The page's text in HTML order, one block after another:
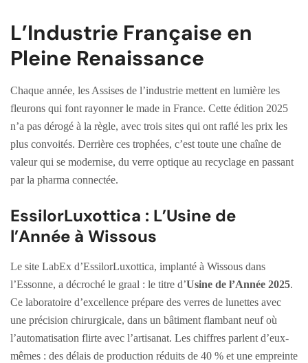
L’Industrie Française en
Pleine Renaissance
Chaque année, les Assises de l’industrie mettent en lumière les
fleurons qui font rayonner le made in France. Cette édition 2025
n’a pas dérogé à la règle, avec trois sites qui ont raflé les prix les
plus convoités. Derrière ces trophées, c’est toute une chaîne de
valeur qui se modernise, du verre optique au recyclage en passant
par la pharma connectée.
EssilorLuxottica : L’Usine de
l’Année à Wissous
Le site LabEx d’EssilorLuxottica, implanté à Wissous dans
l’Essonne, a décroché le graal : le titre d’Usine de l’Année 2025.
Ce laboratoire d’excellence prépare des verres de lunettes avec
une précision chirurgicale, dans un bâtiment flambant neuf où
l’automatisation flirte avec l’artisanat. Les chiffres parlent d’eux-
mêmes : des délais de production réduits de 40 % et une empreinte